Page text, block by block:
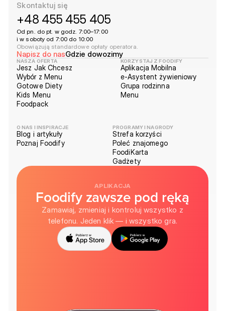
Skontaktuj się
+48 455 455 405
Od pn. do pt. w godz. 7:00–17:00
i w soboty od 7:00 do 10:00
Obowiązują standardowe opłaty operatora.
Napisz do nasGdzie dowozimy
NASZA OFERTA
Jesz Jak Chcesz
Wybór z Menu
Gotowe Diety
Kids Menu
Foodpack
KORZYSTAJ Z FOODIFY
Aplikacja Mobilna
e-Asystent żywieniowy
Grupa rodzinna
Menu
O NAS I INSPIRACJE
Blog i artykuły
Poznaj Foodify
PROGRAMY I NAGRODY
Strefa korzyści
Poleć znajomego
FoodiKarta
Gadżety
APLIKACJA
Foodify zawsze pod ręką
Zamawiaj, zmieniaj i kontroluj wszystko z
telefonu. Jeden klik — i wszystko gra.